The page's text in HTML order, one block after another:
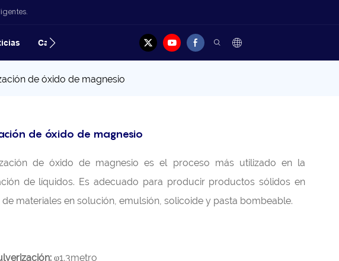
Casos
de óxido de magnesio
de óxido de magnesio
de óxido de magnesio es el proceso más utilizado en la
de líquidos. Es adecuado para producir productos sólidos en
materiales en solución, emulsión, solicoide y pasta bombeable.
φ1.3metro